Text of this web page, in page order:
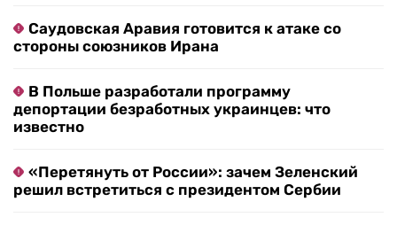
Саудовская Аравия готовится к атаке со
стороны союзников Ирана
В Польше разработали программу
депортации безработных украинцев: что
известно
«Перетянуть от России»: зачем Зеленский
решил встретиться с президентом Сербии